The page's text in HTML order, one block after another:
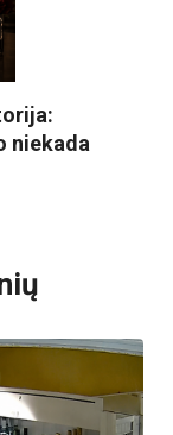
niekada